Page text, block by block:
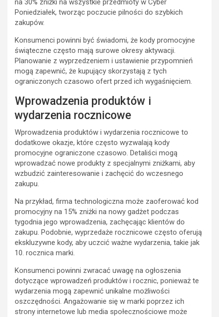
na 30% zniżki na wszystkie przedmioty w Cyber
Poniedziałek, tworząc poczucie pilności do szybkich
zakupów.
Konsumenci powinni być świadomi, że kody promocyjne
świąteczne często mają surowe okresy aktywacji.
Planowanie z wyprzedzeniem i ustawienie przypomnień
mogą zapewnić, że kupujący skorzystają z tych
ograniczonych czasowo ofert przed ich wygaśnięciem.
Wprowadzenia produktów i
wydarzenia rocznicowe
Wprowadzenia produktów i wydarzenia rocznicowe to
dodatkowe okazje, które często wyzwalają kody
promocyjne ograniczone czasowo. Detaliści mogą
wprowadzać nowe produkty z specjalnymi zniżkami, aby
wzbudzić zainteresowanie i zachęcić do wczesnego
zakupu.
Na przykład, firma technologiczna może zaoferować kod
promocyjny na 15% zniżki na nowy gadżet podczas
tygodnia jego wprowadzenia, zachęcając klientów do
zakupu. Podobnie, wyprzedaże rocznicowe często oferują
ekskluzywne kody, aby uczcić ważne wydarzenia, takie jak
10. rocznica marki.
Konsumenci powinni zwracać uwagę na ogłoszenia
dotyczące wprowadzeń produktów i rocznic, ponieważ te
wydarzenia mogą zapewnić unikalne możliwości
oszczędności. Angażowanie się w marki poprzez ich
strony internetowe lub media społecznościowe może